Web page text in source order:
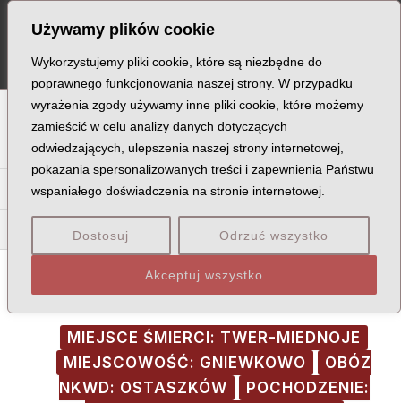
Używamy plików cookie
Wykorzystujemy pliki cookie, które są niezbędne do
poprawnego funkcjonowania naszej strony. W przypadku
wyrażenia zgody używamy inne pliki cookie, które możemy
zamieścić w celu analizy danych dotyczących
odwiedzających, ulepszenia naszej strony internetowej,
pokazania spersonalizowanych treści i zapewnienia Państwu
wspaniałego doświadczenia na stronie internetowej.
Dostosuj Odrzuć wszystko
Akceptuj wszystko
content
B C D E F G H I J K L Ł M
O P Q R S T U V W X Z
Na Ne Ni No Nu Ny
Now
MIEJSCE ŚMIERCI: TWER-MIEDNOJE
MIEJSCOWOŚĆ: GNIEWKOWO
OBÓZ
NKWD: OSTASZKÓW
POCHODZENIE:
navigation